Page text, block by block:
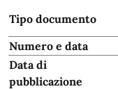
Tipo documento
Numero e data
Data di
pubblicazione